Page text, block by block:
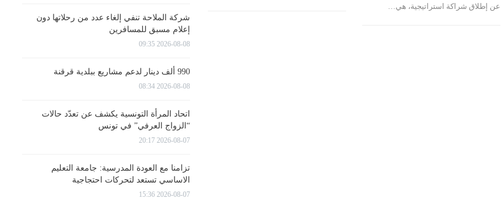
عن إطلاق شراكة استراتيجية، هي…
شركة الملاحة تنفي إلغاء عدد من رحلاتها دون
إعلام مسبق للمسافرين
2026-08-08 09:35
990 ألف دينار لدعم مشاريع ببلدية قرقنة
2026-08-08 08:34
اتحاد المرأة التونسية يكشف عن تعدّد حالات
“الزواج العرفي” في تونس
2026-08-07 20:17
تزامنا مع العودة المدرسية: جامعة التعليم
الاساسي تستعد لتحركات احتجاجية
2026-08-07 15:36